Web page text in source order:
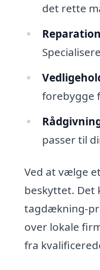
det rette
forebygge
passer til
Ved at vælge
beskyttet. Det
tagdækning-
over lokale
fra